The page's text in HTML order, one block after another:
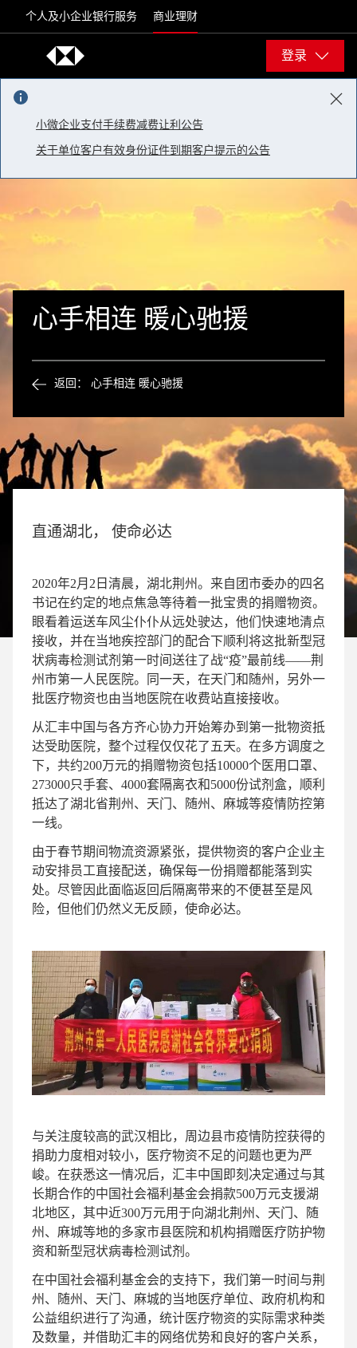
个人及小企业银行服务 商业理财
登录
小微企业支付手续费减费让利公告
关于单位客户有效身份证件到期客户提示的公告
心手相连 暖心驰援
返回： 心手相连 暖心驰援
直通湖北， 使命必达
2020年2月2日清晨，湖北荆州。来自团市委办的四名
书记在约定的地点焦急等待着一批宝贵的捐赠物资。
眼看着运送车风尘仆仆从远处驶达，他们快速地清点
接收，并在当地疾控部门的配合下顺利将这批新型冠
状病毒检测试剂第一时间送往了战“疫”最前线——荆
州市第一人民医院。同一天，在天门和随州，另外一
批医疗物资也由当地医院在收费站直接接收。
从汇丰中国与各方齐心协力开始筹办到第一批物资抵
达受助医院，整个过程仅仅花了五天。在多方调度之
下，共约200万元的捐赠物资包括10000个医用口罩、
273000只手套、4000套隔离衣和5000份试剂盒，顺利
抵达了湖北省荆州、天门、随州、麻城等疫情防控第
一线。
由于春节期间物流资源紧张，提供物资的客户企业主
动安排员工直接配送，确保每一份捐赠都能落到实
处。尽管因此面临返回后隔离带来的不便甚至是风
险，但他们仍然义无反顾，使命必达。
与关注度较高的武汉相比，周边县市疫情防控获得的
捐助力度相对较小，医疗物资不足的问题也更为严
峻。在获悉这一情况后，汇丰中国即刻决定通过与其
长期合作的中国社会福利基金会捐款500万元支援湖
北地区，其中近300万元用于向湖北荆州、天门、随
州、麻城等地的多家市县医院和机构捐赠医疗防护物
资和新型冠状病毒检测试剂。
在中国社会福利基金会的支持下，我们第一时间与荆
州、随州、天门、麻城的当地医疗单位、政府机构和
公益组织进行了沟通，统计医疗物资的实际需求种类
及数量，并借助汇丰的网络优势和良好的客户关系，